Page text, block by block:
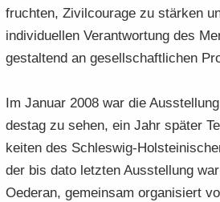
fruch­ten, Zi­vil­cou­ra­ge zu stär­ken
in­di­vi­du­el­len Ver­ant­wor­tung des
ge­stal­tend an ge­sell­schaft­li­chen
Im Ja­nu­ar 2008 war die
des­tag zu sehen, ein Jahr spä­ter
kei­ten des Schleswig-​
der bis dato letz­ten Aus­stel­lung
Oe­der­an, ge­mein­sam or­ga­ni­siert